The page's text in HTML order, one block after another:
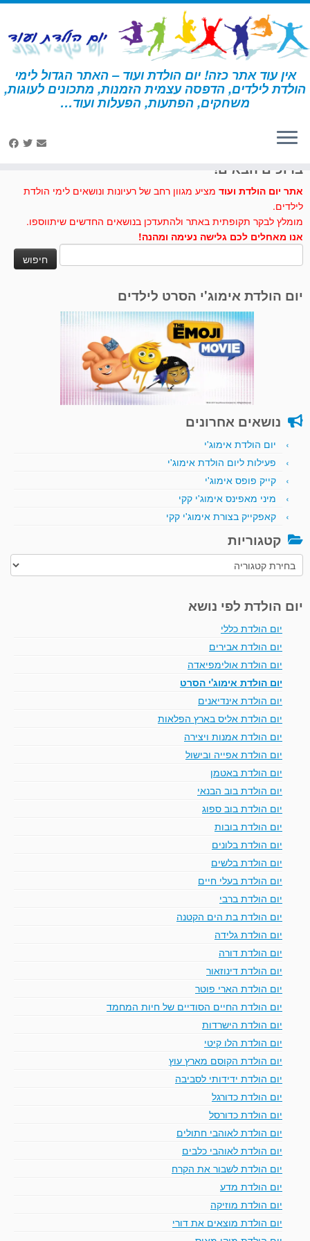
דלג
לתוכן
אין עוד אתר כזה! יום הולדת ועוד – האתר הגדול לימי
הולדת לילדים, הדפסה עצמית הזמנות, מתכונים לעוגות,
משחקים, הפתעות, הפעלות ועוד… דף הבית » עוגה בצורת עצם כלב
ברוכים הבאים!
אתר יום הולדת ועוד מציע מגוון רחב של רעיונות ונושאים לימי הולדת
לילדים.
מומלץ לבקר תקופתית באתר ולהתעדכן בנושאים החדשים שיתווספו.
אנו מאחלים לכם גלישה נעימה ומהנה!
יום הולדת אימוג'י הסרט לילדים
נושאים אחרונים
יום הולדת אימוג'י
פעילות ליום הולדת אימוג'י
קייק פופס אימוג'י
מיני מאפינס אימוג'י קקי
קאפקייק בצורת אימוג'י קקי
קטגוריות
קטגוריות
יום הולדת לפי נושא
יום הולדת כללי
יום הולדת אבירים
יום הולדת אולימפיאדה
יום הולדת אימוג'י הסרט
יום הולדת אינדיאנים
יום הולדת אליס בארץ הפלאות
יום הולדת אמנות ויצירה
יום הולדת אפייה ובישול
יום הולדת באטמן
יום הולדת בוב הבנאי
יום הולדת בוב ספוג
יום הולדת בובות
יום הולדת בלונים
יום הולדת בלשים
יום הולדת בעלי חיים
יום הולדת ברבי
יום הולדת בת הים הקטנה
יום הולדת גלידה
יום הולדת דורה
יום הולדת דינוזאור
יום הולדת הארי פוטר
יום הולדת החיים הסודיים של חיות המחמד
יום הולדת הישרדות
יום הולדת הלו קיטי
יום הולדת הקוסם מארץ עוץ
יום הולדת ידידותי לסביבה
יום הולדת כדורגל
יום הולדת כדורסל
יום הולדת לאוהבי חתולים
יום הולדת לאוהבי כלבים
יום הולדת לשבור את הקרח
יום הולדת מדע
יום הולדת מוזיקה
יום הולדת מוצאים את דורי